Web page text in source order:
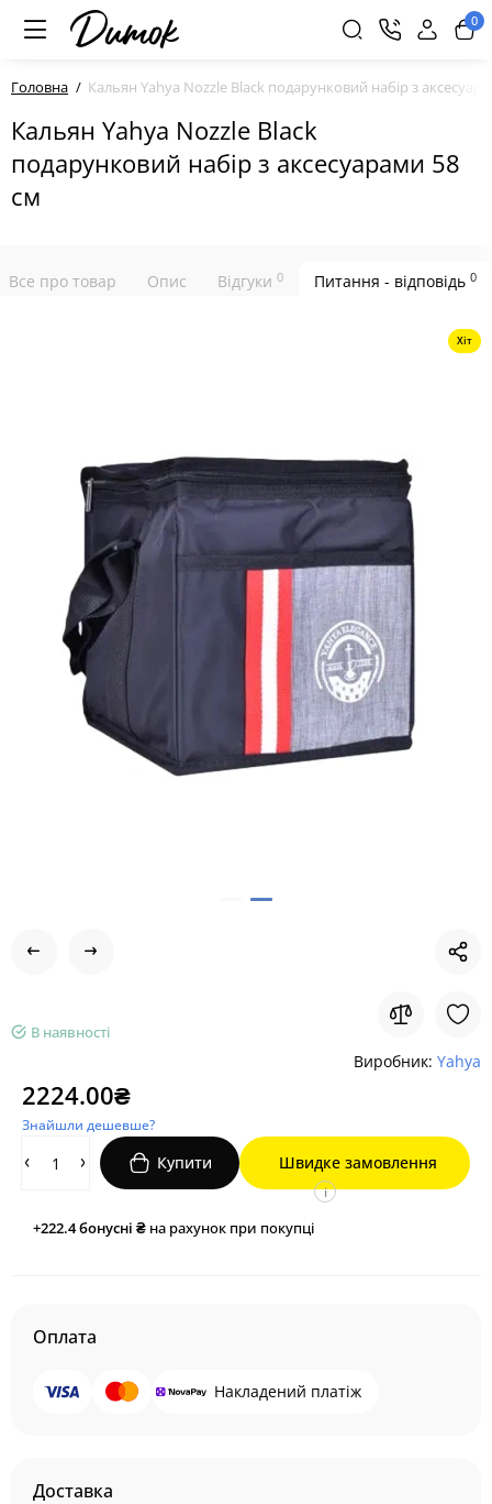
0
Головна Кальян Yahya Nozzle Black подарунковий набір з
Кальян Yahya Nozzle Black
подарунковий набір з аксесуарами 58
см
Все про товар Опис Відгуки 0 Питання - відповідь 0
Хіт
В наявності
Виробник: Yahya
2224.00₴
Знайшли дешевше?
Купити Швидке замовлення
+222.4бонусні ₴ на рахунок при покупці
i
Оплата
Накладений платіж
Доставка